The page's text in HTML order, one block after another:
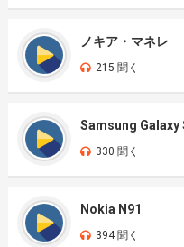
ノキア・マネレ
215 聞く
Samsung Galaxy
330 聞く
Nokia N91
394 聞く